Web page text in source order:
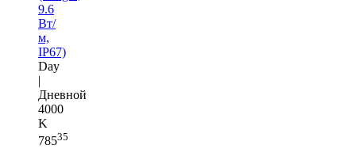
9.6
Вт/
м,
IP67)
Day
|
Дневной
4000
K
78535